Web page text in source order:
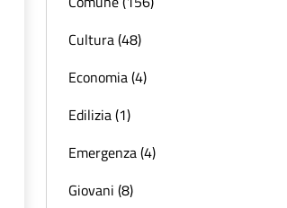
Cultura (48)
Economia (4)
Edilizia (1)
Emergenza (4)
Giovani (8)